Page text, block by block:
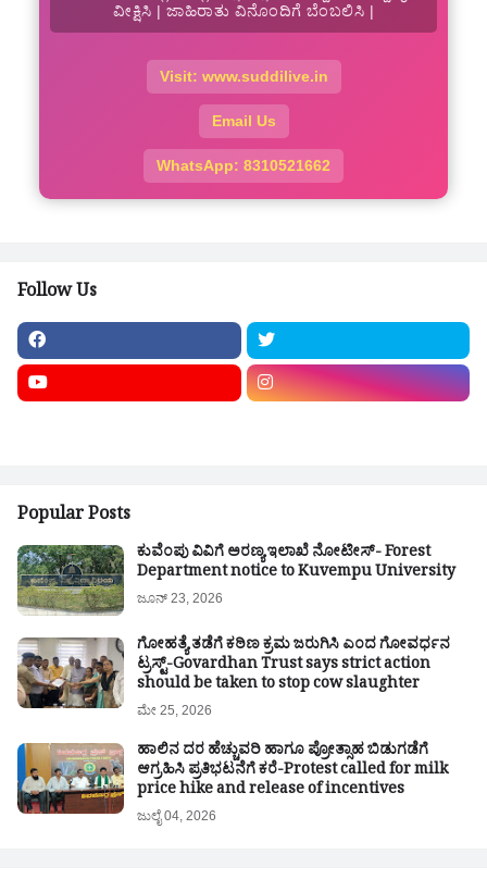
ವೀಕ್ಷಿಸಿ | ಜಾಹಿರಾತು ವಿನೊಂದಿಗೆ ಬೆಂಬಲಿಸಿ |
Visit: www.suddilive.in
Email Us
WhatsApp: 8310521662
Follow Us
Popular Posts
ಕುವೆಂಪು ವಿವಿಗೆ ಅರಣ್ಯ ಇಲಾಖೆ ನೋಟೀಸ್- Forest
Department notice to Kuvempu University
ಜೂನ್ 23, 2026
ಗೋಹತ್ಯೆ ತಡೆಗೆ ಕಠಿಣ ಕ್ರಮ ಜರುಗಿಸಿ ಎಂದ ಗೋವರ್ಧನ
ಟ್ರಸ್ಟ್-Govardhan Trust says strict action
should be taken to stop cow slaughter
ಮೇ 25, 2026
ಹಾಲಿನ ದರ ಹೆಚ್ಚುವರಿ ಹಾಗೂ ಪ್ರೋತ್ಸಾಹ ಬಿಡುಗಡೆಗೆ
ಆಗ್ರಹಿಸಿ ಪ್ರತಿಭಟನೆಗೆ ಕರೆ-Protest called for milk
price hike and release of incentives
ಜುಲೈ 04, 2026